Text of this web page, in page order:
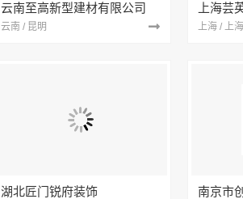
云南至高新型建材有限公司
云南 / 昆明
上海芸
上海 / 上海
湖北匠门锐府装饰